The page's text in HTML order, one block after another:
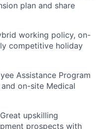
plan and share
working policy, on-
competitive holiday
Assistance Program
on-site Medical
Great upskilling
prospects with